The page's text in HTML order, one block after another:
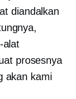
diandalkan
alat
prosesnya
akan kami